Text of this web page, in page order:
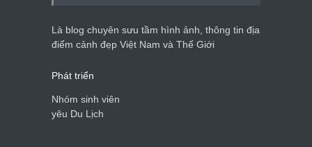
Là blog chuyên sưu tầm hình ảnh, thông tin địa
điểm cảnh đẹp Việt Nam và Thế Giới
Phát triển
Nhóm sinh viên
yêu Du Lịch